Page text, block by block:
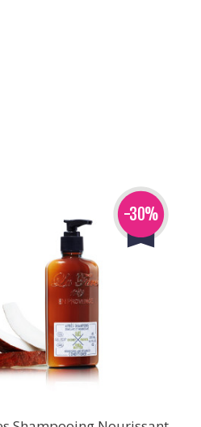
-30%